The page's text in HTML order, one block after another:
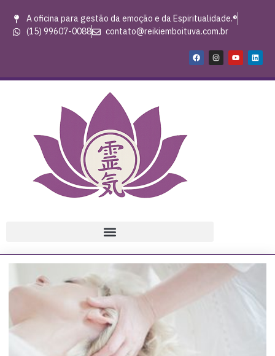
A oficina para gestão da emoção e da Espiritualidade.®
(15) 99607-0088
contato@reikiemboituva.com.br